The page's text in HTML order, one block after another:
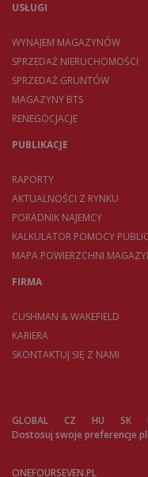
USŁUGI
WYNAJEM MAGAZYNÓW
SPRZEDAŻ NIERUCHOMOŚCI
SPRZEDAŻ GRUNTÓW
MAGAZYNY BTS
RENEGOCJACJE
PUBLIKACJE
RAPORTY
AKTUALNOŚCI Z RYNKU
PORADNIK NAJEMCY
KALKULATOR POMOCY
MAPA POWIERZCHNI
FIRMA
CUSHMAN & WAKEFIELD
KARIERA
SKONTAKTUJ SIĘ Z NAMI
GLOBAL CZ HU SK
Dostosuj swoje preferencje
ONEFOURSEVEN.PL